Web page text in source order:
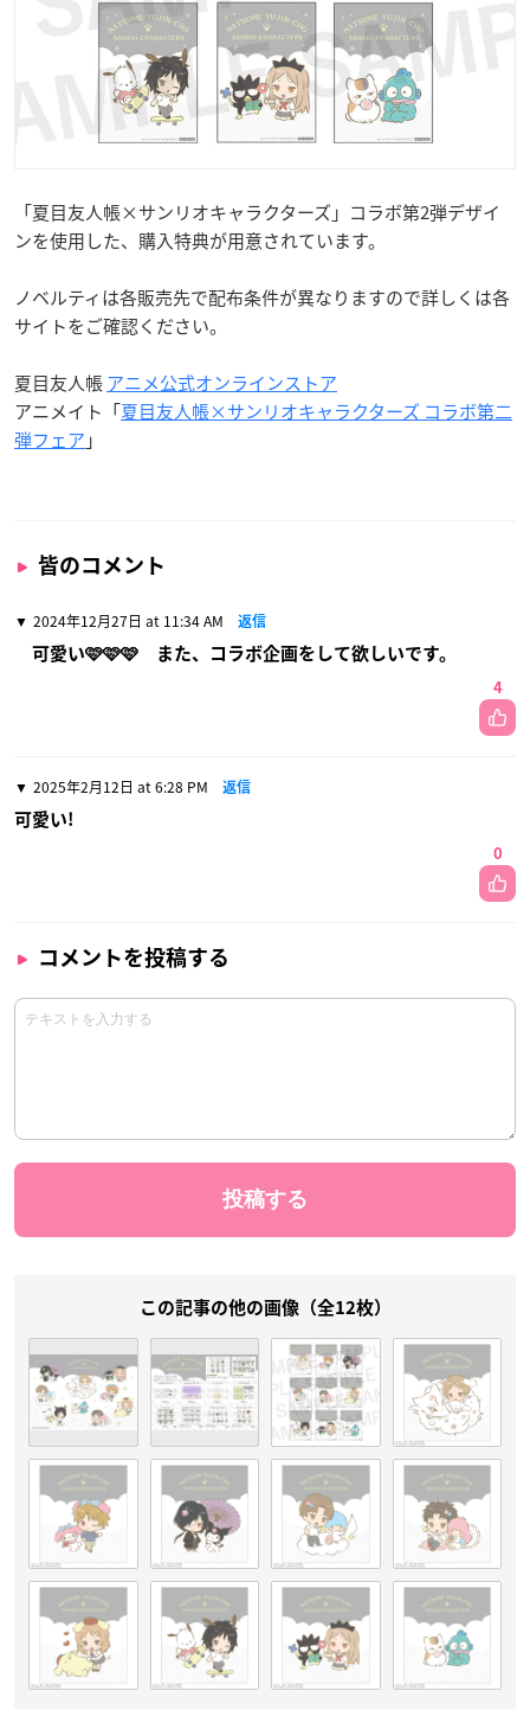
「夏目友人帳×サンリオキャラクターズ」コラボ第2弾デザイ
ンを使用した、購入特典が用意されています。
ノベルティは各販売先で配布条件が異なりますので詳しくは各
サイトをご確認ください。
夏目友人帳アニメ公式オンラインストア
アニメイト「夏目友人帳×サンリオキャラクターズ コラボ第二
弾フェア 」
皆のコメント
2024年12月27日 at 11:34 AM 返信
可愛い🩷🩷🩷 また、コラボ企画をして欲しいです。
4
2025年2月12日 at 6:28 PM 返信
可愛い!
0
コメントを投稿する
この記事の他の画像（全12枚）